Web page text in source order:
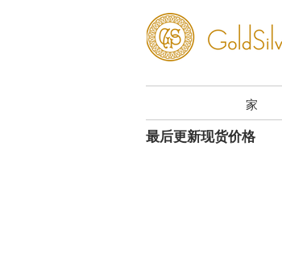
家
最后更新现货价格